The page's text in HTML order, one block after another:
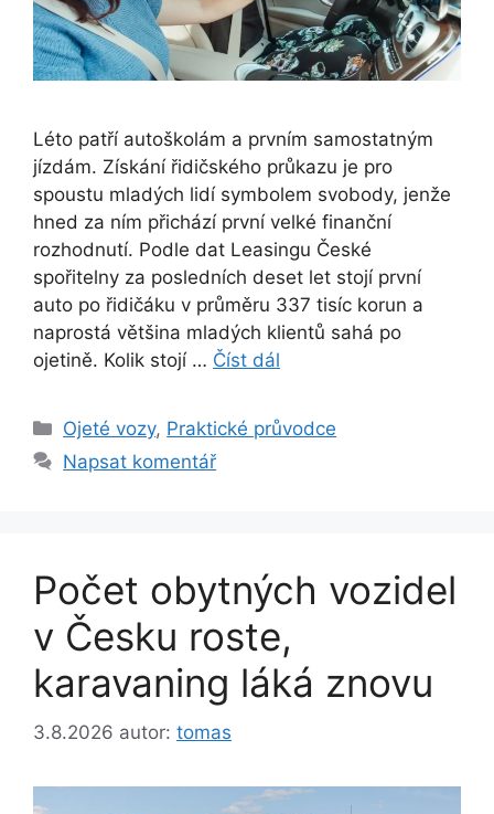
Léto patří autoškolám a prvním samostatným
jízdám. Získání řidičského průkazu je pro
spoustu mladých lidí symbolem svobody, jenže
hned za ním přichází první velké finanční
rozhodnutí. Podle dat Leasingu České
spořitelny za posledních deset let stojí první
auto po řidičáku v průměru 337 tisíc korun a
naprostá většina mladých klientů sahá po
ojetině. Kolik stojí … Číst dál
Rubriky
Ojeté vozy, Praktické průvodce
Napsat komentář
Počet obytných vozidel
v Česku roste,
karavaning láká znovu
3.8.2026 autor: tomas